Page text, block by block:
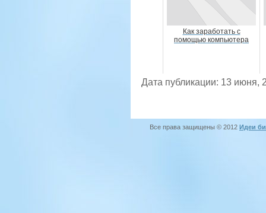
Как заработать с
помощью компьютера
Дата публикации: 13 июня,
Все права защищены © 2012 Идеи